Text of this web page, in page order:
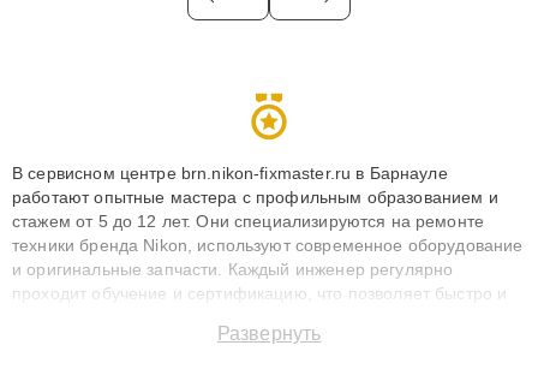
В сервисном центре brn.nikon-fixmaster.ru в Барнауле
работают опытные мастера с профильным образованием и
стажем от 5 до 12 лет. Они специализируются на ремонте
техники бренда Nikon, используют современное оборудование
и оригинальные запчасти. Каждый инженер регулярно
проходит обучение и сертификацию, что позволяет быстро и
сохранением гарантии до 3 лет. Наши мастера решают
Развернуть